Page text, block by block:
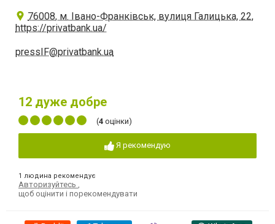
76008, м. Івано-Франківськ, вулиця Галицька, 22,
https://privatbank.ua/
pressIF@privatbank.ua
12 дуже добре
(4 оцінки)
Я рекомендую
1 людина рекомендує
Авторизуйтесь
щоб оцінити і порекомендувати